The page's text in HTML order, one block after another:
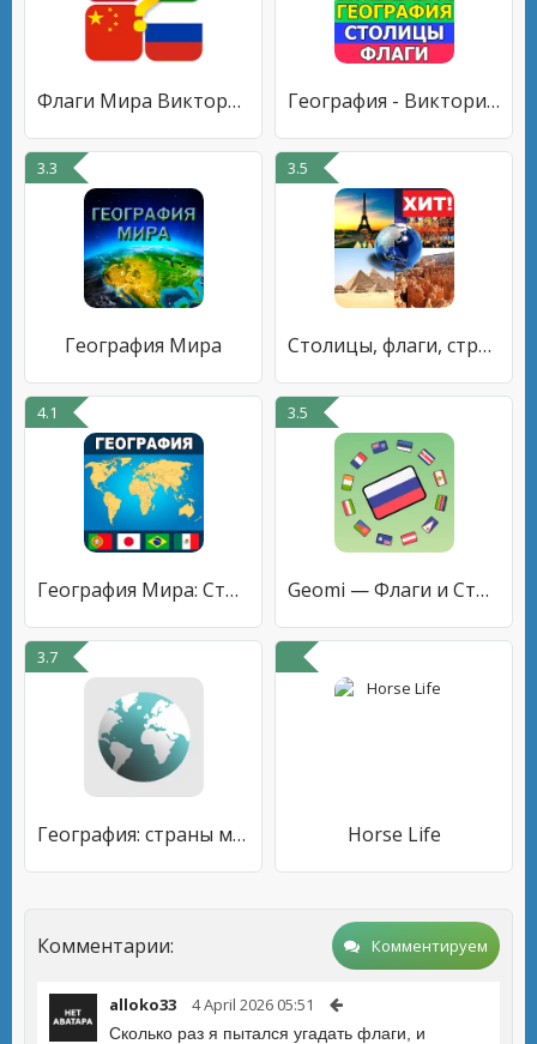
Флаги Мира Викторина География - Викторина страны
3.3
География Мира
3.5
Столицы, флаги, страны мира ви
4.1
География Мира: Страны и Флаги
3.5
Geomi — Флаги и Страны
3.7
География: страны мира (игра) Horse Life
Комментарии: Комментируем
alloko33 4 April 2026 05:51
Сколько раз я пытался угадать флаги, и